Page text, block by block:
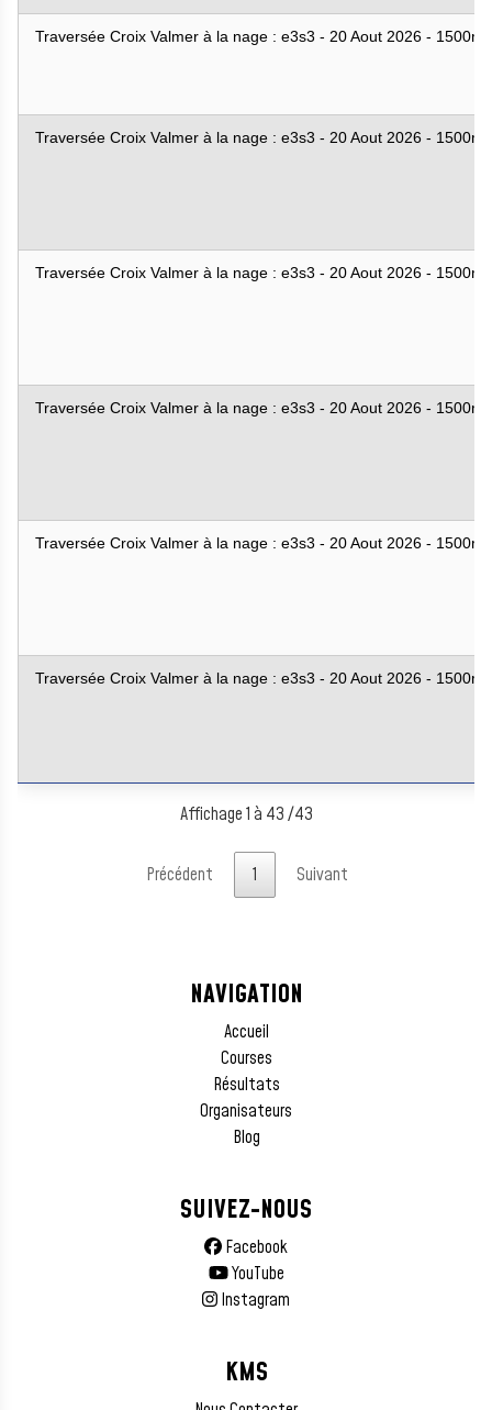
Traversée Croix Valmer à la nage : e3s3 - 20 Aout 2026 - 1500m
Traversée Croix Valmer à la nage : e3s3 - 20 Aout 2026 - 1500m
Traversée Croix Valmer à la nage : e3s3 - 20 Aout 2026 - 1500m
Traversée Croix Valmer à la nage : e3s3 - 20 Aout 2026 - 1500m
Traversée Croix Valmer à la nage : e3s3 - 20 Aout 2026 - 1500m
Traversée Croix Valmer à la nage : e3s3 - 20 Aout 2026 - 1500m
Affichage 1 à 43 /43
Précédent 1 Suivant
NAVIGATION
Accueil
Courses
Résultats
Organisateurs
Blog
SUIVEZ-NOUS
Facebook
YouTube
Instagram
KMS